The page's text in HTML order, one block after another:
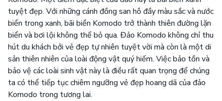
tuyệt đẹp. Với những cánh đồng san hô đầy màu sắc và nước
biển trong xanh, bãi biển Komodo trở thành thiên đường lặn
biển và bơi lội không thể bỏ qua. Đảo Komodo không chỉ thu
hút du khách bởi vẻ đẹp tự nhiên tuyệt vời mà còn là một di
sản thiên nhiên của loài động vật quý hiếm. Việc bảo tồn và
bảo vệ các loài sinh vật này là điều rất quan trọng để chúng
ta có thể tiếp tục chiêm ngưỡng vẻ đẹp hoang dã của đảo
Komodo trong tương lai.